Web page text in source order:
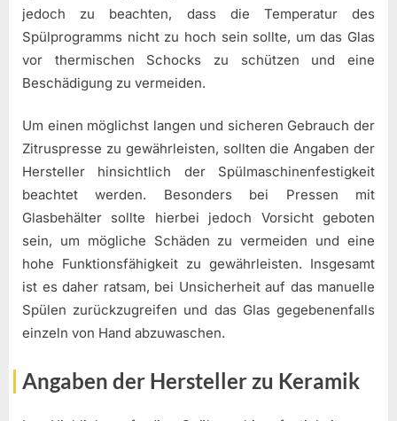
jedoch zu beachten, dass die Temperatur des
Spülprogramms nicht zu hoch sein sollte, um das Glas
vor thermischen Schocks zu schützen und eine
Beschädigung zu vermeiden.
Um einen möglichst langen und sicheren Gebrauch der
Zitruspresse zu gewährleisten, sollten die Angaben der
Hersteller hinsichtlich der Spülmaschinenfestigkeit
beachtet werden. Besonders bei Pressen mit
Glasbehälter sollte hierbei jedoch Vorsicht geboten
sein, um mögliche Schäden zu vermeiden und eine
hohe Funktionsfähigkeit zu gewährleisten. Insgesamt
ist es daher ratsam, bei Unsicherheit auf das manuelle
Spülen zurückzugreifen und das Glas gegebenenfalls
einzeln von Hand abzuwaschen.
Angaben der Hersteller zu Keramik